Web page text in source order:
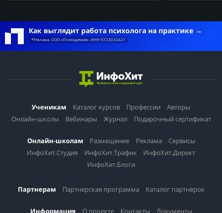
Как выглядит работа психолога на практике
*Реклама. ООО «Психодемия». ИНН 9723032427
Ученикам Каталог курсов Профессии
Авторы
Онлайн-школы
Вебинары Журнал Подарочный сертификат
Онлайн-школам Размещение Реклама
Сервисы
ИнфоХит.Студия
ИнфоХит.Трафик
ИнфоХит.Директ
ИнфоХит.Блоги
Партнерам Партнерская программа Каталог партнёрок
Информация О проекте Контакты Документы